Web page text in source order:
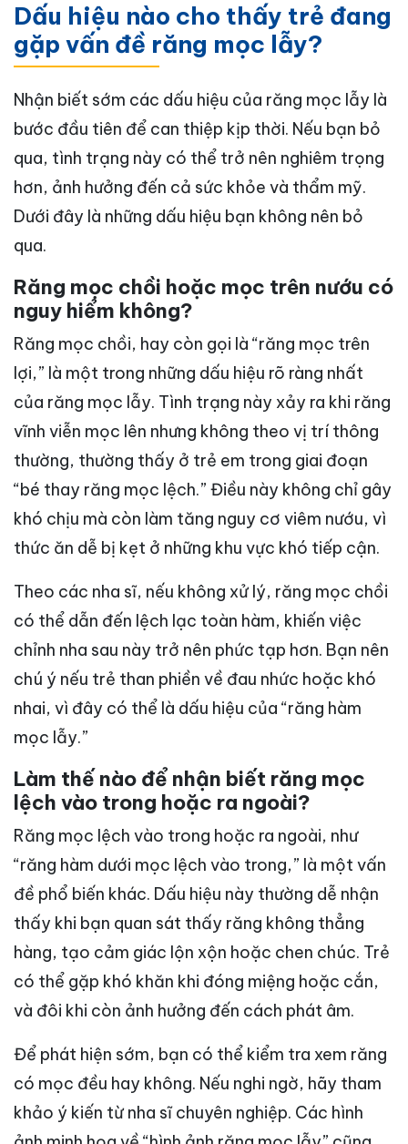
Dấu hiệu nào cho thấy trẻ đang
gặp vấn đề răng mọc lẫy?
Nhận biết sớm các dấu hiệu của răng mọc lẫy là
bước đầu tiên để can thiệp kịp thời. Nếu bạn bỏ
qua, tình trạng này có thể trở nên nghiêm trọng
hơn, ảnh hưởng đến cả sức khỏe và thẩm mỹ.
Dưới đây là những dấu hiệu bạn không nên bỏ
qua.
Răng mọc chồi hoặc mọc trên nướu có
nguy hiểm không?
Răng mọc chồi, hay còn gọi là “răng mọc trên
lợi,” là một trong những dấu hiệu rõ ràng nhất
của răng mọc lẫy. Tình trạng này xảy ra khi răng
vĩnh viễn mọc lên nhưng không theo vị trí thông
thường, thường thấy ở trẻ em trong giai đoạn
“bé thay răng mọc lệch.” Điều này không chỉ gây
khó chịu mà còn làm tăng nguy cơ viêm nướu, vì
thức ăn dễ bị kẹt ở những khu vực khó tiếp cận.
Theo các nha sĩ, nếu không xử lý, răng mọc chồi
có thể dẫn đến lệch lạc toàn hàm, khiến việc
chỉnh nha sau này trở nên phức tạp hơn. Bạn nên
chú ý nếu trẻ than phiền về đau nhức hoặc khó
nhai, vì đây có thể là dấu hiệu của “răng hàm
mọc lẫy.”
Làm thế nào để nhận biết răng mọc
lệch vào trong hoặc ra ngoài?
Răng mọc lệch vào trong hoặc ra ngoài, như
“răng hàm dưới mọc lệch vào trong,” là một vấn
đề phổ biến khác. Dấu hiệu này thường dễ nhận
thấy khi bạn quan sát thấy răng không thẳng
hàng, tạo cảm giác lộn xộn hoặc chen chúc. Trẻ
có thể gặp khó khăn khi đóng miệng hoặc cắn,
và đôi khi còn ảnh hưởng đến cách phát âm.
Để phát hiện sớm, bạn có thể kiểm tra xem răng
có mọc đều hay không. Nếu nghi ngờ, hãy tham
khảo ý kiến từ nha sĩ chuyên nghiệp. Các hình